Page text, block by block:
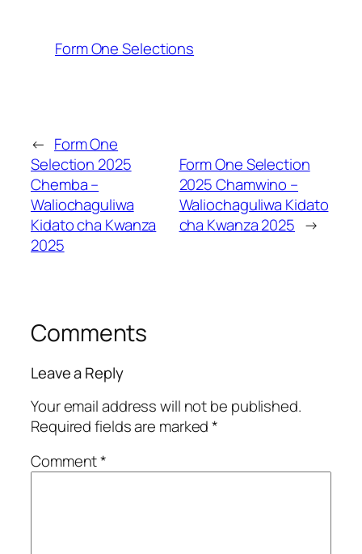
Form One Selections
← Form One
Selection 2025
Chemba –
Waliochaguliwa
Kidato cha Kwanza
2025
Form One Selection
2025 Chamwino –
Waliochaguliwa Kidato
cha Kwanza 2025 →
Comments
Leave a Reply
Your email address will not be published.
Required fields are marked*
Comment*